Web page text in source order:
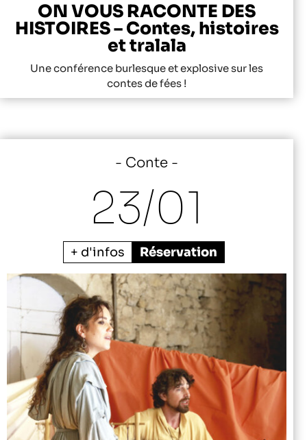
ON VOUS RACONTE DES
HISTOIRES – Contes, histoires
et tralala
Une conférence burlesque et explosive sur les
contes de fées !
Conte
23/01
+ d'infos Réservation